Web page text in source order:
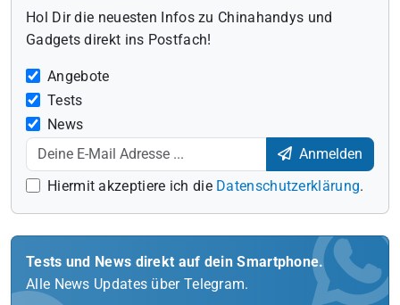
Hol Dir die neuesten Infos zu Chinahandys und
Gadgets direkt ins Postfach!
Angebote
Tests
News
Anmelden
Hiermit akzeptiere ich die Datenschutzerklärung.
Tests und News direkt auf dein Smartphone.
Alle News Updates über Telegram.